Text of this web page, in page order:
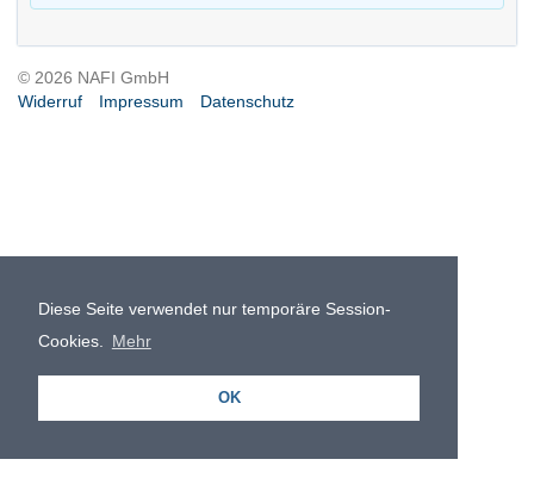
Diese Seite verwendet nur temporäre Session-
Cookies.
Mehr
OK
© 2026 NAFI GmbH
Widerruf
Impressum Datenschutz